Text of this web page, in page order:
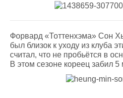
Форвард «Тоттенхэма» Сон
был близок к уходу из клуба
считал, что не пробьётся в
В этом сезоне кореец забил 5